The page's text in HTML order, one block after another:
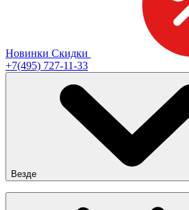
Новинки Скидки
+7(495) 727-11-33
Везде